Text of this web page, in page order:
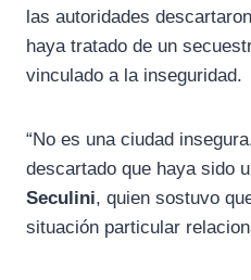
las autoridades
haya tratado de un
vinculado a la inseguridad.
“No es una ciudad
descartado que haya sido
Seculini, quien sostuvo
situación particular